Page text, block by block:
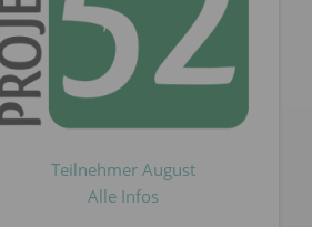
Teilnehmer August
Alle Infos